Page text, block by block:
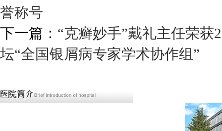
誉称号
下一篇： “克癣妙手”戴礼主任荣获
坛“全国银屑病专家学术协作组”